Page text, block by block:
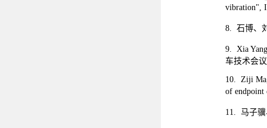
vibration",
8. 石博、
9. Xia
车技术会
10. Ziji Ma,
of endpoint
11. 马子骥